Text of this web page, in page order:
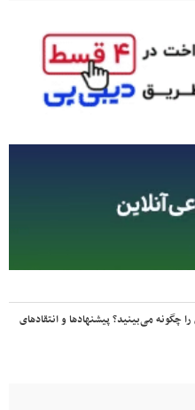
چگونه می‌بینید؟ پیشنهادها و انتقادهای